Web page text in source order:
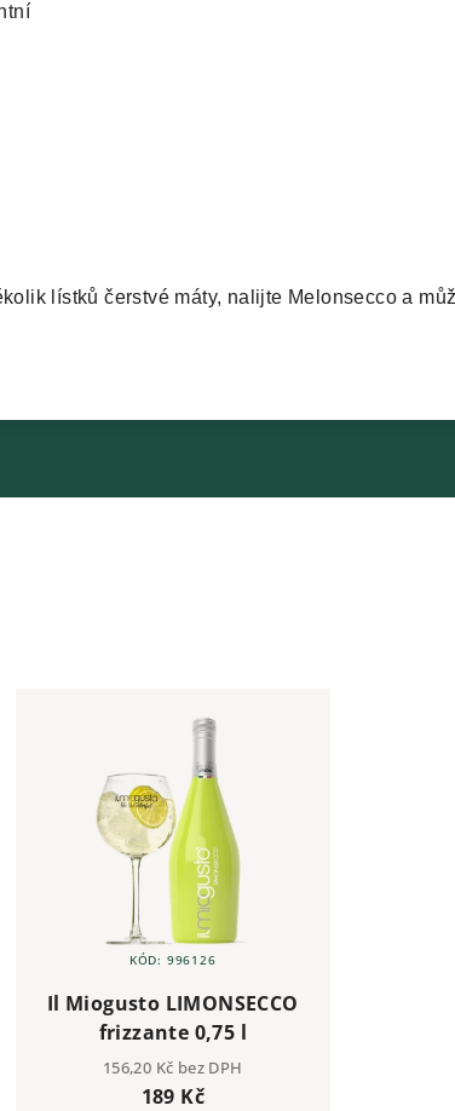
lístků čerstvé máty, nalijte Melonsecco a
Il Miogusto LIMONSECCO
frizzante 0,75 l
156,20 Kč bez DPH
189 Kč
KÓD: 996126